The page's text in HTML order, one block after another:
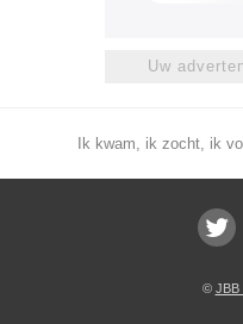
Uw
Ik kwam, ik zocht, ik
© JBB